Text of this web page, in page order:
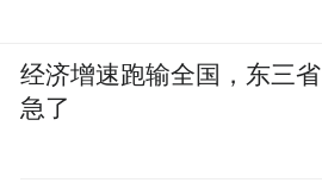
经济增速跑输全国，东三省
急了